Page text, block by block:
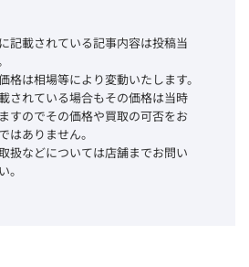
記載されている記事内容は投稿当
格は相場等により変動いたします。
されている場合もその価格は当時
すのでその価格や買取の可否をお
はありません。
扱などについては店舗までお問い
。